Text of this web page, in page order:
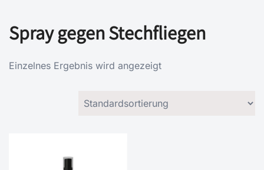
Spray gegen Stechfliegen
Einzelnes Ergebnis wird angezeigt